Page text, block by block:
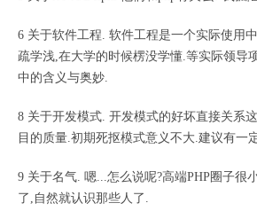
6 关于软件工程. 软件工程是一个实际使用
疏学浅,在大学的时候楞没学懂.等实际领导
中的含义与奥妙.
8 关于开发模式. 开发模式的好坏直接关系
目的质量.初期死抠模式意义不大.建议有一
9 关于名气. 嗯...怎么说呢?高端PHP圈子很
了,自然就认识那些人了.